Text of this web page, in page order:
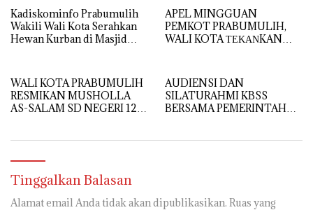
RAMBANG
Kadiskominfo Prabumulih
Wakili Wali Kota Serahkan
Hewan Kurban di Masjid
APEL MINGGUAN
PEMKOT PRABUMULIH,
WALI KOTA ΤΕΚΑΝKAN
WALI KOTA PRABUMULIH
RESMIKAN MUSHOLLA
AS-SALAM SD NEGERI 12,
AUDIENSI DAN
SILATURAHMI KBSS
BERSAMA PEMERINTAH
Tinggalkan Balasan
Alamat email Anda tidak akan dipublikasikan. Ruas yang